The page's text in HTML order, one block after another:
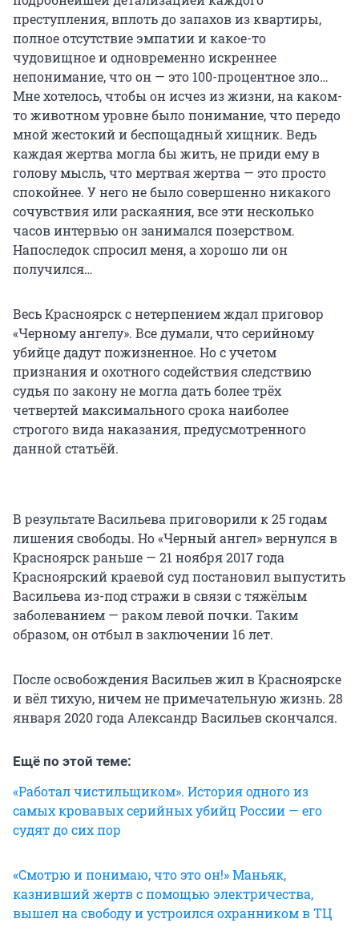
преступления, вплоть до запахов из квартиры,
полное отсутствие эмпатии и какое-то
чудовищное и одновременно искреннее
непонимание, что он — это 100-процентное зло…
Мне хотелось, чтобы он исчез из жизни, на каком-
то животном уровне было понимание, что передо
мной жестокий и беспощадный хищник. Ведь
каждая жертва могла бы жить, не приди ему в
голову мысль, что мертвая жертва — это просто
спокойнее. У него не было совершенно никакого
сочувствия или раскаяния, все эти несколько
часов интервью он занимался позерством.
Напоследок спросил меня, а хорошо ли он
получился…
Весь Красноярск с нетерпением ждал приговор
«Черному ангелу». Все думали, что серийному
убийце дадут пожизненное. Но с учетом
признания и охотного содействия следствию
судья по закону не могла дать более трёх
четвертей максимального срока наиболее
строгого вида наказания, предусмотренного
данной статьёй.
В результате Васильева приговорили к 25 годам
лишения свободы. Но «Черный ангел» вернулся в
Красноярск раньше — 21 ноября 2017 года
Красноярский краевой суд постановил выпустить
Васильева из-под стражи в связи с тяжёлым
заболеванием — раком левой почки. Таким
образом, он отбыл в заключении 16 лет.
После освобождения Васильев жил в Красноярске
и вёл тихую, ничем не примечательную жизнь. 28
января 2020 года Александр Васильев скончался.
Ещё по этой теме:
«Работал чистильщиком». История одного из
самых кровавых серийных убийц России — его
судят до сих пор
«Смотрю и понимаю, что это он!» Маньяк,
казнивший жертв с помощью электричества,
вышел на свободу и устроился охранником в ТЦ